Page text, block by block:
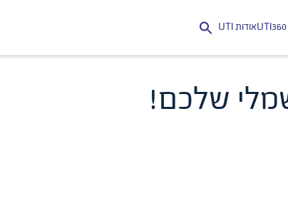
אודות UTI
Search